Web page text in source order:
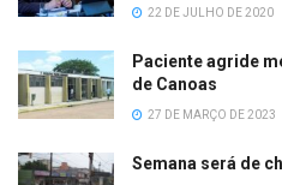
22 DE JULHO DE 2020
Paciente agride
de Canoas
27 DE MARÇO DE 2023
Semana será de